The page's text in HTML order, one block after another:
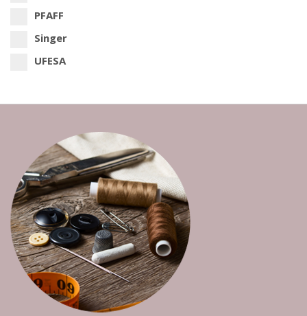
PFAFF
Singer
UFESA